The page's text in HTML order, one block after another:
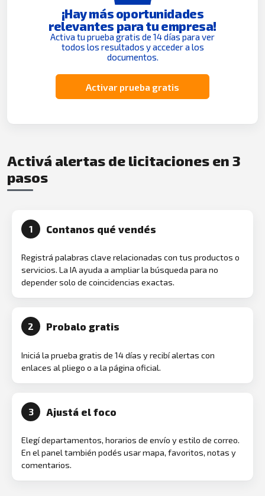
¡Hay más oportunidades
relevantes para tu empresa!
Activa tu prueba gratis de 14 días para ver
todos los resultados y acceder a los
documentos.
Activar prueba gratis
Activá alertas de licitaciones en 3
pasos
1 Contanos qué vendés
Registrá palabras clave relacionadas con tus productos o
servicios. La IA ayuda a ampliar la búsqueda para no
depender solo de coincidencias exactas.
2 Probalo gratis
Iniciá la prueba gratis de 14 días y recibí alertas con
enlaces al pliego o a la página oficial.
3 Ajustá el foco
Elegí departamentos, horarios de envío y estilo de correo.
En el panel también podés usar mapa, favoritos, notas y
comentarios.